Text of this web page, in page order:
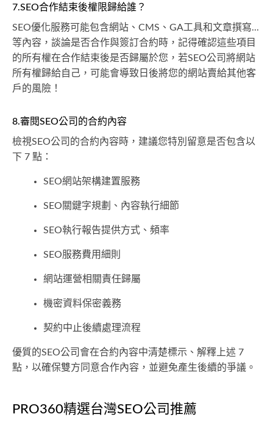
7.SEO合作結束後權限歸給誰？
SEO優化服務可能包含網站、CMS、GA工具和文章撰寫...
等內容，談論是否合作與簽訂合約時，記得確認這些項目
的所有權在合作結束後是否歸屬於您，若SEO公司將網站
所有權歸給自己，可能會導致日後將您的網站賣給其他客
戶的風險！
8.審閱SEO公司的合約內容
檢視SEO公司的合約內容時，建議您特別留意是否包含以
下 7 點：
SEO網站架構建置服務
SEO關鍵字規劃、內容執行細節
SEO執行報告提供方式、頻率
SEO服務費用細則
網站運營相關責任歸屬
機密資料保密義務
契約中止後續處理流程
優質的SEO公司會在合約內容中清楚標示、解釋上述 7
點，以確保雙方同意合作內容，並避免產生後續的爭議。
PRO360精選台灣SEO公司推薦